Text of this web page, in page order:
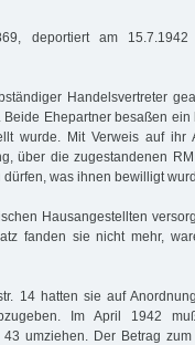
deportiert am 15.7.1942
Handelsvertreter
Ehepartner besaßen ein
wurde. Mit Verweis auf
über die zugestandenen
was ihnen bewilligt
Hausangestellten
fanden sie nicht mehr,
14 hatten sie auf
Im April 1942
umziehen. Der Betrag